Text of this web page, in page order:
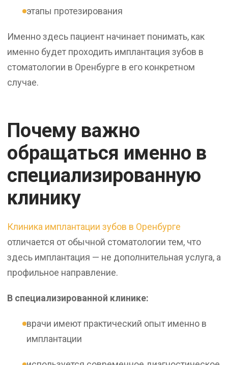
этапы протезирования
Именно здесь пациент начинает понимать, как
именно будет проходить имплантация зубов в
стоматологии в Оренбурге в его конкретном
случае.
Почему важно
обращаться именно в
специализированную
клинику
Клиника имплантации зубов в Оренбурге
отличается от обычной стоматологии тем, что
здесь имплантация — не дополнительная услуга, а
профильное направление.
В специализированной клинике:
врачи имеют практический опыт именно в
имплантации